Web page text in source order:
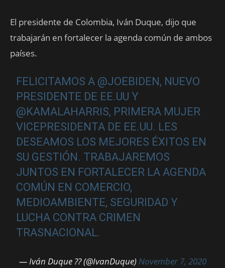
El presidente de Colombia, Iván Duque, dijo que
trabajarán en fortalecer la agenda común de ambos
países.
FELICITAMOS A @JOEBIDEN , NUEVO
PRESIDENTE DE EE.UU Y
@KAMALAHARRIS, PRIMERA MUJER
VICEPRESIDENTA DE EE.UU. LES
DESEAMOS LOS MEJORES ÉXITOS EN
SU GESTIÓN. TRABAJAREMOS
JUNTOS EN FORTALECER LA AGENDA
COMÚN EN COMERCIO,
MEDIOAMBIENTE, SEGURIDAD Y
LUCHA CONTRA CRIMEN
TRASNACIONAL.
— Iván Duque ?? (@IvanDuque) November 7, 2020